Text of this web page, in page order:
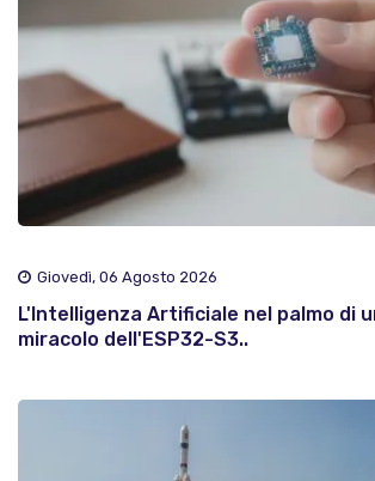
Giovedì, 06 Agosto 2026
L'Intelligenza Artificiale nel palmo di
miracolo dell'ESP32-S3..